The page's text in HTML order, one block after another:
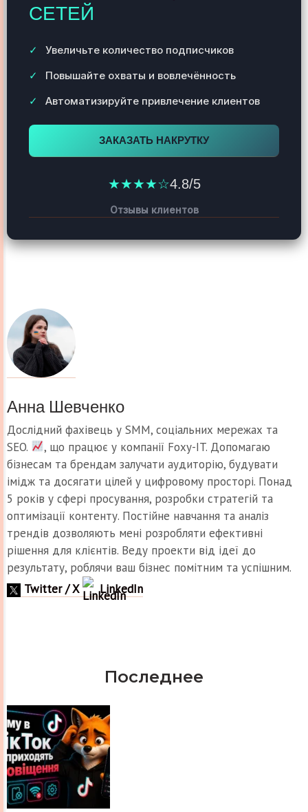
СЕТЕЙ
Увеличьте количество подписчиков
Повышайте охваты и вовлечённость
Автоматизируйте привлечение клиентов
ЗАКАЗАТЬ НАКРУТКУ
★★★★☆4.8/5
Отзывы клиентов
Анна Шевченко
Дослідний фахівець у SMM, соціальних мережах та
SEO.
, що працює у компанії Foxy-IT. Допомагаю
бізнесам та брендам залучати аудиторію, будувати
імідж та досягати цілей у цифровому просторі. Понад
5 років у сфері просування, розробки стратегій та
оптимізації контенту. Постійне навчання та аналіз
трендів дозволяють мені розробляти ефективні
рішення для клієнтів. Веду проекти від ідеї до
результату, роблячи ваш бізнес помітним та успішним.
Twitter / X
LinkedIn
Последнее